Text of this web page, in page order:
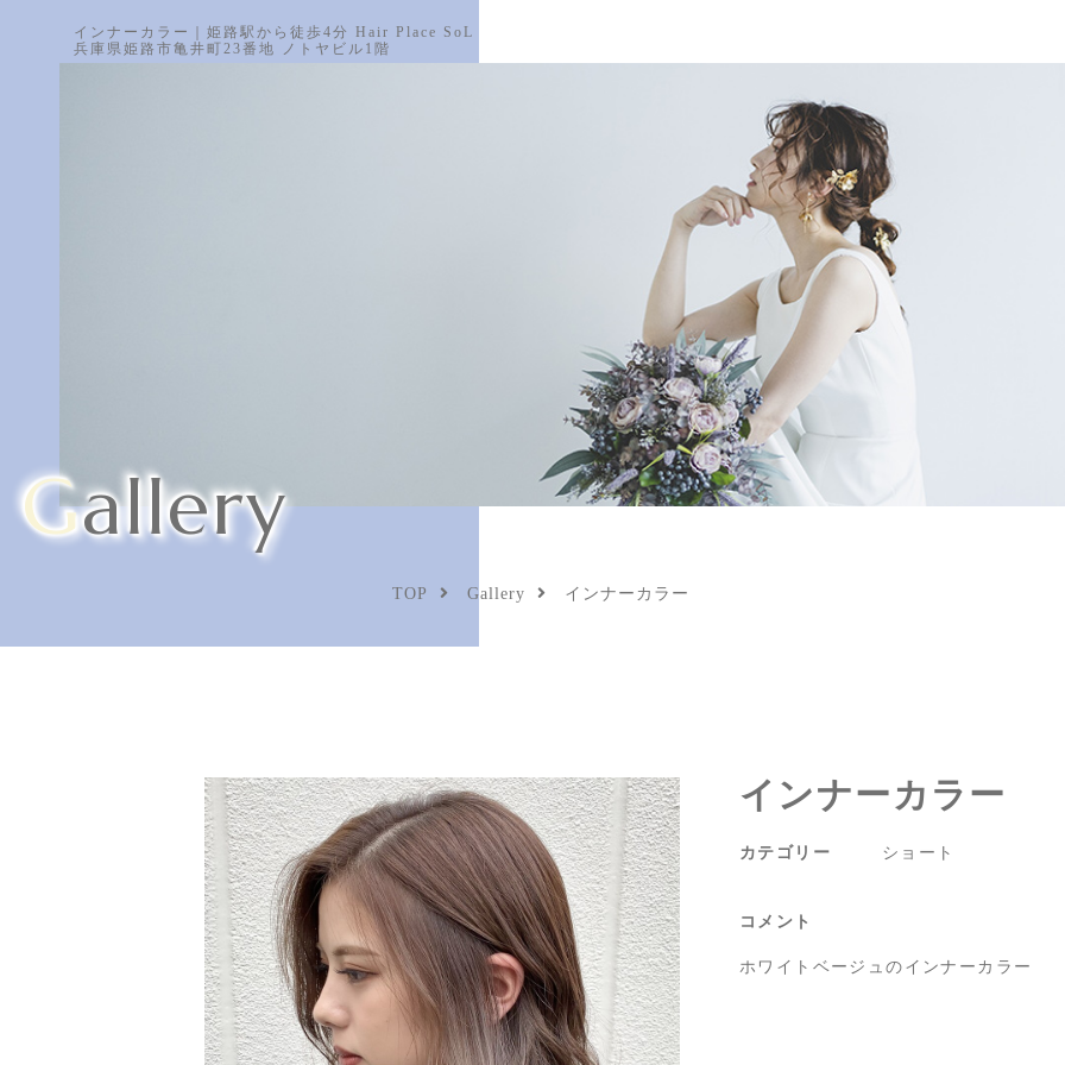
インナーカラー｜姫路駅から徒歩4分 Hair Place SoL
兵庫県姫路市亀井町23番地 ノトヤビル1階
Gallery
TOP Gallery インナーカラー
インナーカラー
カテゴリー ショート
コメント
ホワイトベージュのインナーカラー